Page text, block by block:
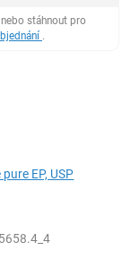
stáhnout pro
.
EP, USP